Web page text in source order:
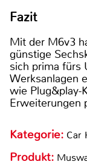
Fazit
Mit der M6v3
günstige
sich prima fürs
Werksanlagen
wie Plug&play-
Erweiterungen
Kategorie: Car
Produkt: